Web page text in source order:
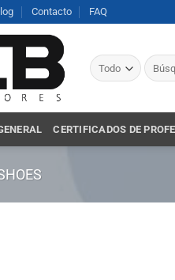
Contacto FAQ
Buscar
por:
CERTIFICADOS DE